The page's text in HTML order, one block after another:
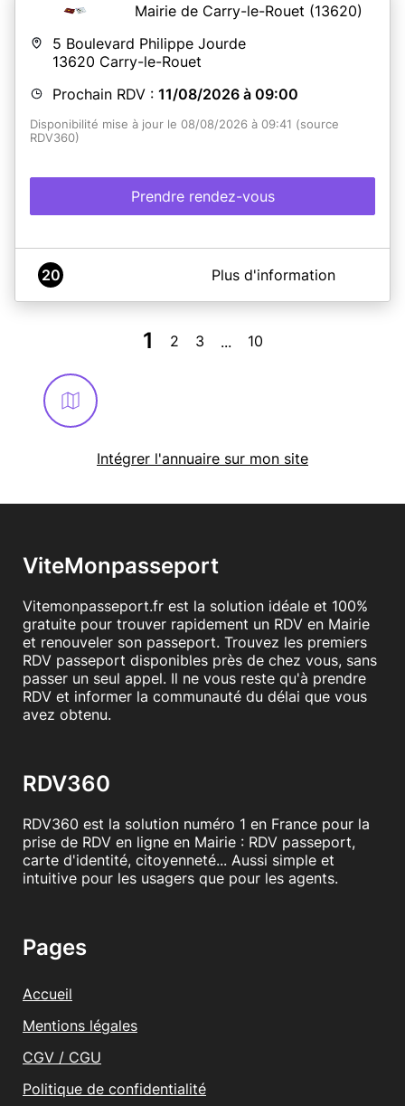
Mairie de Carry-le-Rouet (13620)
5 Boulevard Philippe Jourde
13620 Carry-le-Rouet
Prochain RDV : 11/08/2026 à 09:00
Disponibilité mise à jour le 08/08/2026 à 09:41 (source
RDV360)
Prendre rendez-vous
A propos de Mairie de Carry le Rouet
horaires sont de 9h à 11h et
14h à 16h les Lundi / Mercredi / jeudi / Vendredi.
Mardi 9h à 11h et de 14h à 17h.
envoyés dans les 15 mn après validation du créneau.
Nous vous remercions de bien vouloir patienter dans
20 Plus d'information
1 2 3 ... 10
Intégrer l'annuaire sur mon site
ViteMonpasseport
Vitemonpasseport.fr est la solution idéale et 100%
gratuite pour trouver rapidement un RDV en Mairie
et renouveler son passeport. Trouvez les premiers
RDV passeport disponibles près de chez vous, sans
passer un seul appel. Il ne vous reste qu'à prendre
RDV et informer la communauté du délai que vous
avez obtenu.
RDV360
RDV360 est la solution numéro 1 en France pour la
prise de RDV en ligne en Mairie : RDV passeport,
carte d'identité, citoyenneté... Aussi simple et
intuitive pour les usagers que pour les agents.
Pages
Accueil
Mentions légales
CGV / CGU
Politique de confidentialité